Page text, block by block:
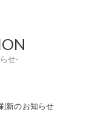
せ-
新のお知らせ